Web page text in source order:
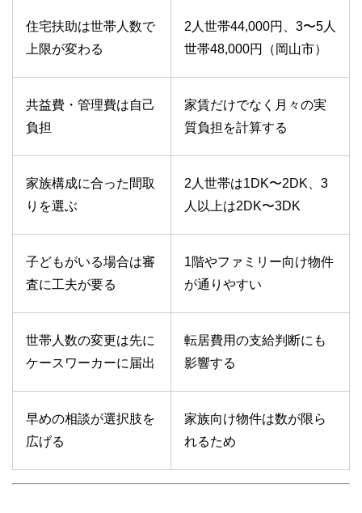
住宅扶助は世帯人数で
上限が変わる
2人世帯44,000円、3〜5人
世帯48,000円（岡山市）
共益費・管理費は自己
負担
家賃だけでなく月々の実
質負担を計算する
家族構成に合った間取
りを選ぶ
2人世帯は1DK〜2DK、3
人以上は2DK〜3DK
子どもがいる場合は審
査に工夫が要る
1階やファミリー向け物件
が通りやすい
世帯人数の変更は先に
ケースワーカーに届出
転居費用の支給判断にも
影響する
早めの相談が選択肢を
広げる
家族向け物件は数が限ら
れるため